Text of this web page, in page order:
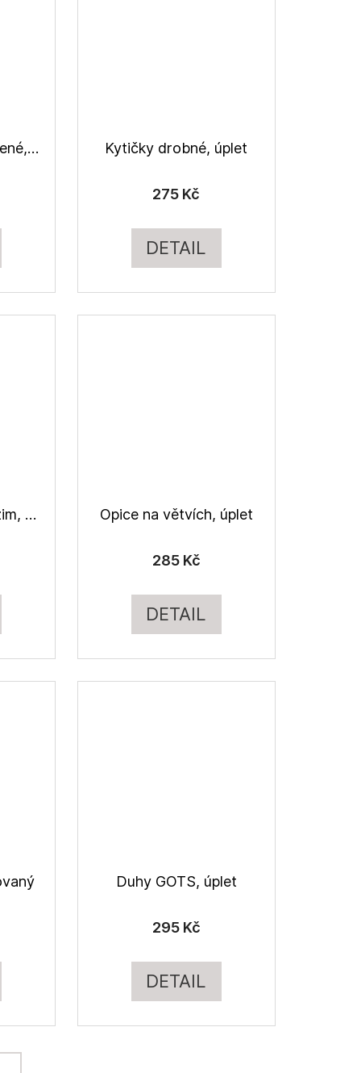
Kytičky na starozelené, úplet s modalem Kytičky drobné, úplet
275 Kč
DETAIL
Lesní zvířátka podzim, úplet Opice na větvích, úplet
285 Kč
DETAIL
Duhy GOTS, úplet
295 Kč
DETAIL